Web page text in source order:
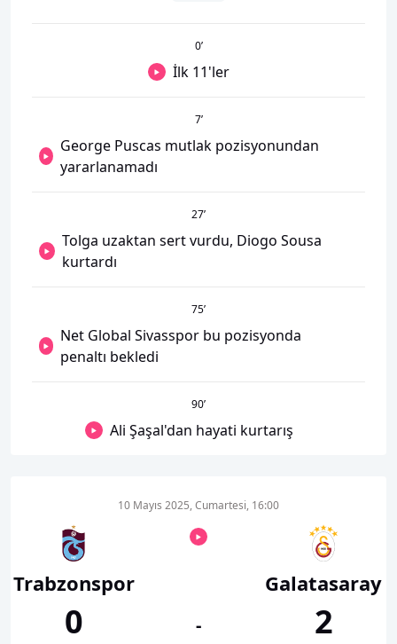
0’
İlk 11'ler
7’
George Puscas mutlak pozisyonundan
yararlanamadı
27’
Tolga uzaktan sert vurdu, Diogo Sousa
kurtardı
75’
Net Global Sivasspor bu pozisyonda
penaltı bekledi
90’
Ali Şaşal'dan hayati kurtarış
Trabzonspor
0
10 Mayıs 2025, Cumartesi, 16:00
-
Galatasaray
2